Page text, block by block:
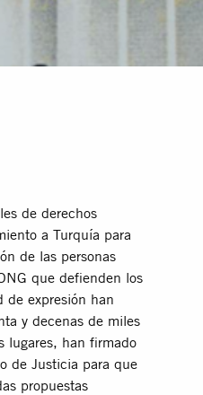
LA COVID-19
de derechos
a Turquía para
de las personas
que defienden los
de expresión han
y decenas de miles
lugares, han firmado
de Justicia para que
propuestas